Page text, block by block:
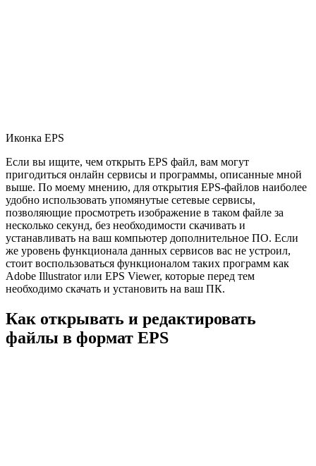
Иконка EPS
Если вы ищите, чем открыть EPS файл, вам могут
пригодиться онлайн сервисы и программы, описанные мной
выше. По моему мнению, для открытия EPS-файлов наиболее
удобно использовать упомянутые сетевые сервисы,
позволяющие просмотреть изображение в таком файле за
несколько секунд, без необходимости скачивать и
устанавливать на ваш компьютер дополнительное ПО. Если
же уровень функционала данных сервисов вас не устроил,
стоит воспользоваться функционалом таких программ как
Adobe Illustrator или EPS Viewer, которые перед тем
необходимо скачать и установить на ваш ПК.
Как открывать и редактировать
файлы в формат EPS